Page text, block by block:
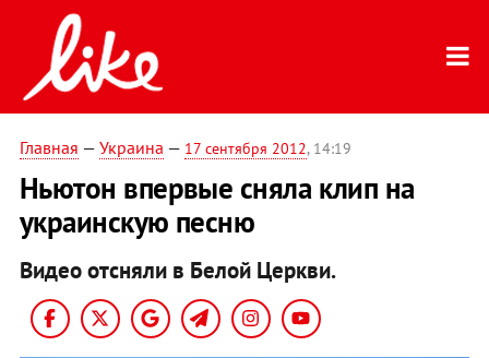
Главная — Украина — 17 сентября 2012, 14:19
Ньютон впервые сняла клип на
украинскую песню
Видео отсняли в Белой Церкви.